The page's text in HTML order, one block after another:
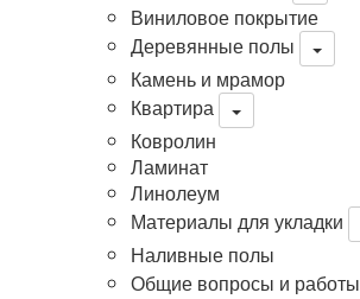
Виниловое покрытие
Деревянные полы
Камень и мрамор
Квартира
Ковролин
Ламинат
Линолеум
Материалы для укладки
Наливные полы
Общие вопросы и работы